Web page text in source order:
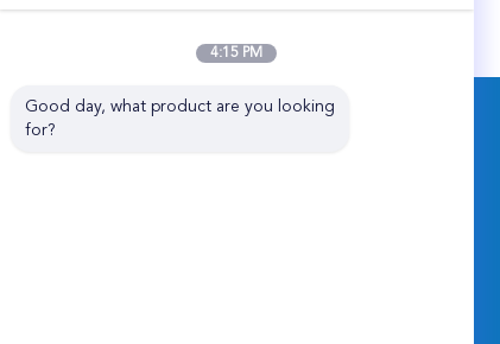
4:15 PM
Good day, what product are you looking
for?